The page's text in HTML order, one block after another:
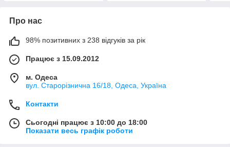
Про нас
98% позитивних з 238 відгуків за рік
Працює з 15.09.2012
м. Одеса
вул. Старорізнична 16/18, Одеса, Україна
Контакти
Сьогодні працює з 10:00 до 18:00
Показати весь графік роботи